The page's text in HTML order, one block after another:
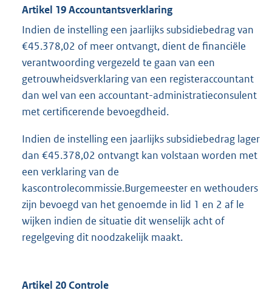
Artikel 19 Accountantsverklaring
Indien de instelling een jaarlijks subsidiebedrag van
€45.378,02 of meer ontvangt, dient de financiële
verantwoording vergezeld te gaan van een
getrouwheidsverklaring van een registeraccountant
dan wel van een accountant-administratieconsulent
met certificerende bevoegdheid.
Indien de instelling een jaarlijks subsidiebedrag lager
dan €45.378,02 ontvangt kan volstaan worden met
een verklaring van de
kascontrolecommissie.Burgemeester en wethouders
zijn bevoegd van het genoemde in lid 1 en 2 af le
wijken indien de situatie dit wenselijk acht of
regelgeving dit noodzakelijk maakt.
Artikel 20 Controle